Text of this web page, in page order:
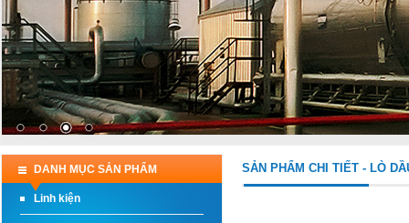
DANH MỤC SẢN PHẨM
Linh kiện
SẢN PHẨM CHI TIẾT - LÒ